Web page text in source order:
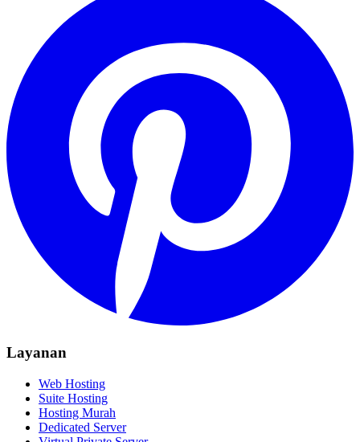
Layanan
Web Hosting
Suite Hosting
Hosting Murah
Dedicated Server